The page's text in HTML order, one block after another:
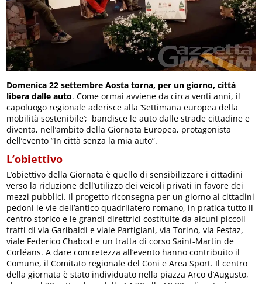
Domenica 22 settembre Aosta torna, per un giorno, città
libera dalle auto. Come ormai avviene da circa venti anni, il
capoluogo regionale aderisce alla ‘Settimana europea della
mobilità sostenibile’; bandisce le auto dalle strade cittadine e
diventa, nell’ambito della Giornata Europea, protagonista
dell’evento ”In città senza la mia auto”.
L’obiettivo
L’obiettivo della Giornata è quello di sensibilizzare i cittadini
verso la riduzione dell’utilizzo dei veicoli privati in favore dei
mezzi pubblici. Il progetto riconsegna per un giorno ai cittadini
pedoni le vie dell’antico quadrilatero romano, in pratica tutto il
centro storico e le grandi direttrici costituite da alcuni piccoli
tratti di via Garibaldi e viale Partigiani, via Torino, via Festaz,
viale Federico Chabod e un tratta di corso Saint-Martin de
Corléans. A dare concretezza all’evento hanno contribuito il
Comune, il Comitato regionale del Coni e Area Sport. Il centro
della giornata è stato individuato nella piazza Arco d’Augusto,